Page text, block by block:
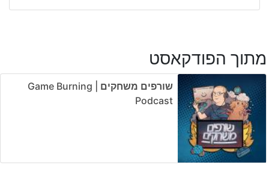
מתוך הפודקאסט
שורפים משחקים | Game Burning
Podcast